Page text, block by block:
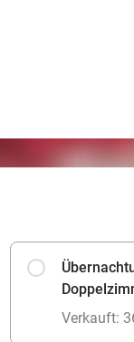
Verkauft: